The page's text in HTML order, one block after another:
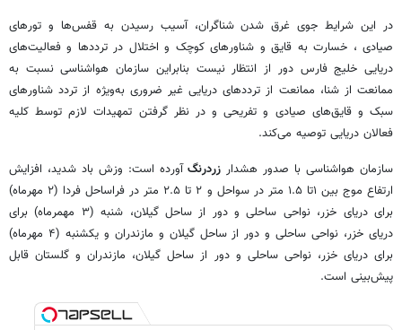
در این شرایط جوی غرق شدن شناگران، آسیب رسیدن به قفس‌ها و تورهای
صیادی ، خسارت به قایق و شناورهای کوچک و اختلال در ترددها و فعالیت‌های
دریایی خلیج فارس دور از انتظار نیست بنابراین سازمان هواشناسی نسبت به
ممانعت از شنا، ممانعت از ترددهای دریایی غیر ضروری به‌ویژه از تردد شناورهای
سبک و قایق‌های صیادی و تفریحی و در نظر گرفتن تمهیدات لازم توسط کلیه
فعالان دریایی توصیه می‌کند.
سازمان هواشناسی با صدور هشدار زردرنگآورده است: وزش باد شدید، افزایش
ارتفاع موج بین ۱تا ۱.۵ متر در سواحل و ۲ تا ۲.۵ متر در فراساحل فردا (۲ مهرماه)
برای دریای خزر، نواحی ساحلی و دور از ساحل گیلان، شنبه (۳ مهمرماه) برای
دریای خزر، نواحی ساحلی و دور از ساحل گیلان و مازندران و یکشنبه (۴ مهرماه)
برای دریای خزر، نواحی ساحلی و دور از ساحل گیلان، مازندران و گلستان قابل
پیش‌بینی است.